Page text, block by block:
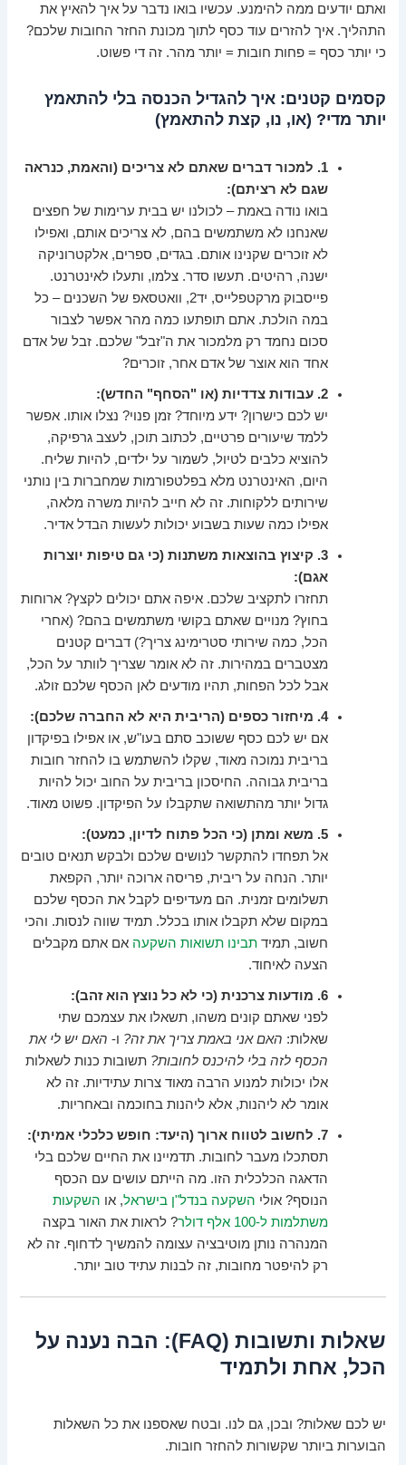
ואתם יודעים ממה להימנע. עכשיו בואו נדבר על איך להאיץ את
התהליך. איך להזרים עוד כסף לתוך מכונת החזר החובות שלכם?
כי יותר כסף = פחות חובות = יותר מהר. זה די פשוט.
קסמים קטנים: איך להגדיל הכנסה בלי להתאמץ
יותר מדי? (או, נו, קצת להתאמץ)
1. למכור דברים שאתם לא צריכים (והאמת, כנראה
שגם לא רציתם):
בואו נודה באמת – לכולנו יש בבית ערימות של חפצים
שאנחנו לא משתמשים בהם, לא צריכים אותם, ואפילו
לא זוכרים שקנינו אותם. בגדים, ספרים, אלקטרוניקה
ישנה, רהיטים. תעשו סדר. צלמו, ותעלו לאינטרנט.
פייסבוק מרקטפלייס, יד2, וואטסאפ של השכנים – כל
במה הולכת. אתם תופתעו כמה מהר אפשר לצבור
סכום נחמד רק מלמכור את ה"זבל" שלכם. זבל של אדם
אחד הוא אוצר של אדם אחר, זוכרים?
2. עבודות צדדיות (או "הסחף" החדש):
יש לכם כישרון? ידע מיוחד? זמן פנוי? נצלו אותו. אפשר
ללמד שיעורים פרטיים, לכתוב תוכן, לעצב גרפיקה,
להוציא כלבים לטיול, לשמור על ילדים, להיות שליח.
היום, האינטרנט מלא בפלטפורמות שמחברות בין נותני
שירותים ללקוחות. זה לא חייב להיות משרה מלאה,
אפילו כמה שעות בשבוע יכולות לעשות הבדל אדיר.
3. קיצוץ בהוצאות משתנות (כי גם טיפות יוצרות
אגם):
תחזרו לתקציב שלכם. איפה אתם יכולים לקצץ? ארוחות
בחוץ? מנויים שאתם בקושי משתמשים בהם? (אחרי
הכל, כמה שירותי סטרימינג צריך?) דברים קטנים
מצטברים במהירות. זה לא אומר שצריך לוותר על הכל,
אבל לכל הפחות, תהיו מודעים לאן הכסף שלכם זולג.
4. מיחזור כספים (הריבית היא לא החברה שלכם):
אם יש לכם כסף ששוכב סתם בעו"ש, או אפילו בפיקדון
בריבית נמוכה מאוד, שקלו להשתמש בו להחזר חובות
בריבית גבוהה. החיסכון בריבית על החוב יכול להיות
גדול יותר מהתשואה שתקבלו על הפיקדון. פשוט מאוד.
5. משא ומתן (כי הכל פתוח לדיון, כמעט):
אל תפחדו להתקשר לנושים שלכם ולבקש תנאים טובים
יותר. הנחה על ריבית, פריסה ארוכה יותר, הקפאת
תשלומים זמנית. הם מעדיפים לקבל את הכסף שלכם
במקום שלא תקבלו אותו בכלל. תמיד שווה לנסות. והכי
חשוב, תמידתבינו תשואות השקעה אם אתם מקבלים
הצעה לאיחוד.
6. מודעות צרכנית (כי לא כל נוצץ הוא זהב):
לפני שאתם קונים משהו, תשאלו את עצמכם שתי
שאלות: האם אני באמת צריך את זה? ו- האם יש לי את
הכסף לזה בלי להיכנס לחובות? תשובות כנות לשאלות
אלו יכולות למנוע הרבה מאוד צרות עתידיות. זה לא
אומר לא ליהנות, אלא ליהנות בחוכמה ובאחריות.
7. לחשוב לטווח ארוך (היעד: חופש כלכלי אמיתי):
תסתכלו מעבר לחובות. תדמיינו את החיים שלכם בלי
הדאגה הכלכלית הזו. מה הייתם עושים עם הכסף
הנוסף? אולי השקעה בנדל"ן בישראל, או השקעות
משתלמות ל-100 אלף דולר
? לראות את האור בקצה
המנהרה נותן מוטיבציה עצומה להמשיך לדחוף. זה לא
רק להיפטר מחובות, זה לבנות עתיד טוב יותר.
שאלות ותשובות (FAQ): הבה נענה על
הכל, אחת ולתמיד
יש לכם שאלות? ובכן, גם לנו. ובטח שאספנו את כל השאלות
הבוערות ביותר שקשורות להחזר חובות.